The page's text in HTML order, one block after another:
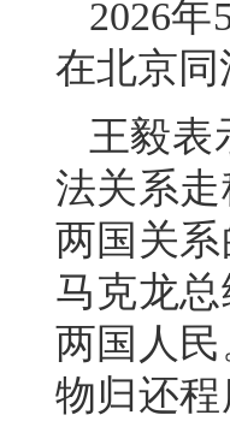
2026
在北京
王毅表
法关系
两国关
马克龙
两国人
物归还